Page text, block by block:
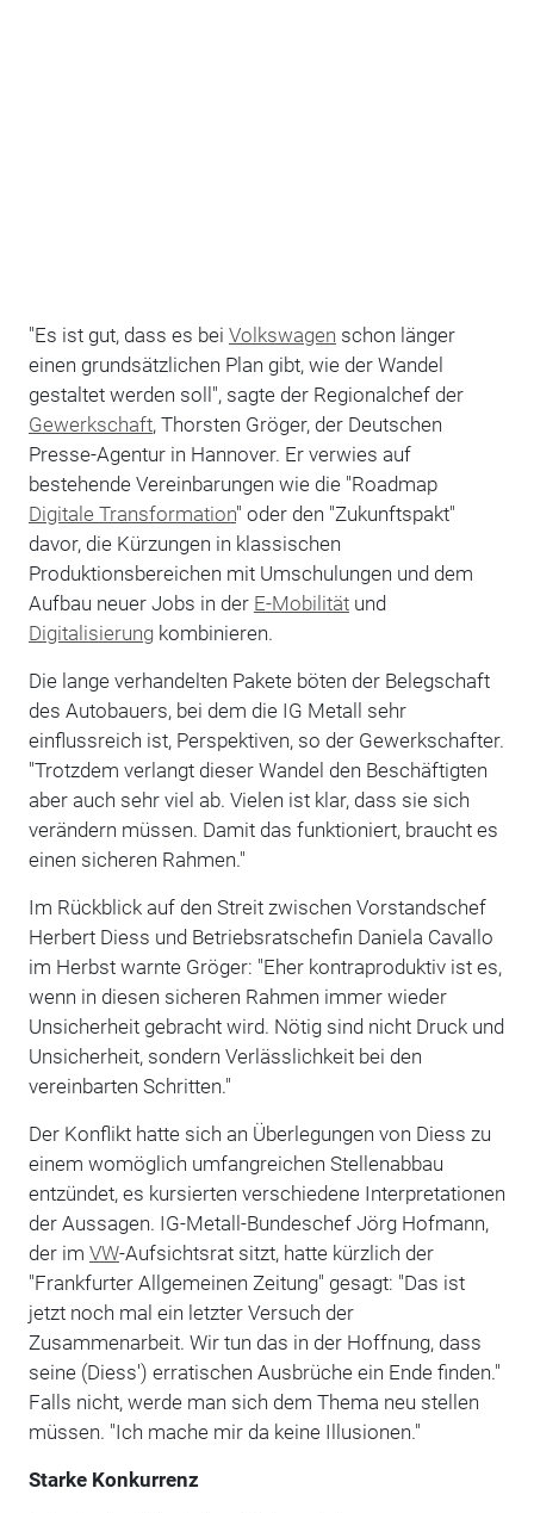
"Es ist gut, dass es bei Volkswagen schon länger
einen grundsätzlichen Plan gibt, wie der Wandel
gestaltet werden soll", sagte der Regionalchef der
Gewerkschaft, Thorsten Gröger, der Deutschen
Presse-Agentur in Hannover. Er verwies auf
bestehende Vereinbarungen wie die "Roadmap
Digitale Transformation" oder den "Zukunftspakt"
davor, die Kürzungen in klassischen
Produktionsbereichen mit Umschulungen und dem
Aufbau neuer Jobs in der E-Mobilitätund
Digitalisierungkombinieren.
Die lange verhandelten Pakete böten der Belegschaft
des Autobauers, bei dem die IG Metall sehr
einflussreich ist, Perspektiven, so der Gewerkschafter.
"Trotzdem verlangt dieser Wandel den Beschäftigten
aber auch sehr viel ab. Vielen ist klar, dass sie sich
verändern müssen. Damit das funktioniert, braucht es
einen sicheren Rahmen."
Im Rückblick auf den Streit zwischen Vorstandschef
Herbert Diess und Betriebsratschefin Daniela Cavallo
im Herbst warnte Gröger: "Eher kontraproduktiv ist es,
wenn in diesen sicheren Rahmen immer wieder
Unsicherheit gebracht wird. Nötig sind nicht Druck und
Unsicherheit, sondern Verlässlichkeit bei den
vereinbarten Schritten."
Der Konflikt hatte sich an Überlegungen von Diess zu
einem womöglich umfangreichen Stellenabbau
entzündet, es kursierten verschiedene Interpretationen
der Aussagen. IG-Metall-Bundeschef Jörg Hofmann,
der im VW-Aufsichtsrat sitzt, hatte kürzlich der
"Frankfurter Allgemeinen Zeitung" gesagt: "Das ist
jetzt noch mal ein letzter Versuch der
Zusammenarbeit. Wir tun das in der Hoffnung, dass
seine (Diess') erratischen Ausbrüche ein Ende finden."
Falls nicht, werde man sich dem Thema neu stellen
müssen. "Ich mache mir da keine Illusionen."
Starke Konkurrenz